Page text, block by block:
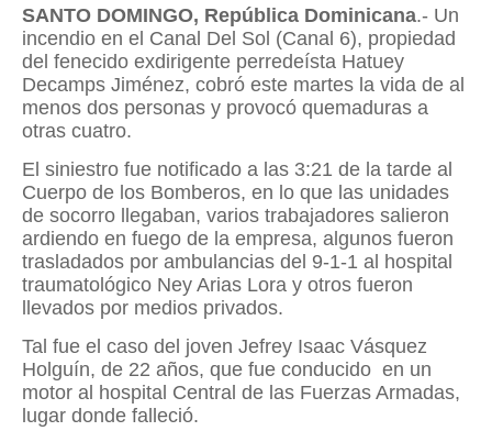
SANTO DOMINGO, República Dominicana.- Un
incendio en el Canal Del Sol (Canal 6), propiedad
del fenecido exdirigente perredeísta Hatuey
Decamps Jiménez, cobró este martes la vida de al
menos dos personas y provocó quemaduras a
otras cuatro.
El siniestro fue notificado a las 3:21 de la tarde al
Cuerpo de los Bomberos, en lo que las unidades
de socorro llegaban, varios trabajadores salieron
ardiendo en fuego de la empresa, algunos fueron
trasladados por ambulancias del 9-1-1 al hospital
traumatológico Ney Arias Lora y otros fueron
llevados por medios privados.
Tal fue el caso del joven Jefrey Isaac Vásquez
Holguín, de 22 años, que fue conducido en un
motor al hospital Central de las Fuerzas Armadas,
lugar donde falleció.